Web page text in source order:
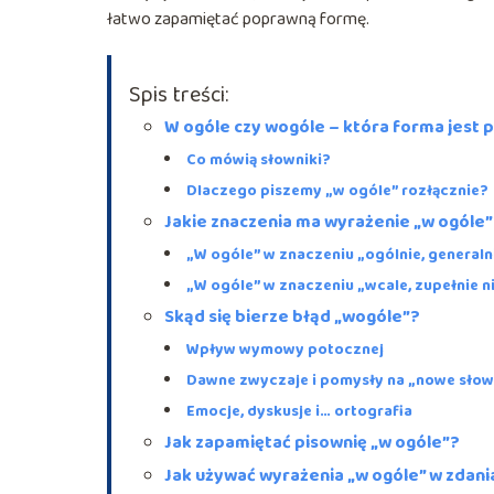
łatwo zapamiętać poprawną formę.
Spis treści:
W ogóle czy wogóle – która forma jest
Co mówią słowniki?
Dlaczego piszemy „w ogóle” rozłącznie?
Jakie znaczenia ma wyrażenie „w
„W ogóle” w znaczeniu „ogólnie,
„W ogóle” w znaczeniu „wcale, zupełnie
Skąd się bierze błąd „wogóle”?
Wpływ wymowy potocznej
Dawne zwyczaje i pomysły na „nowe
Emocje, dyskusje i… ortografia
Jak zapamiętać pisownię „w ogóle”?
Jak używać wyrażenia „w ogóle” w